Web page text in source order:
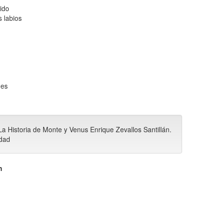
labios
Historia de Monte y Venus Enrique Zevallos Santillán.